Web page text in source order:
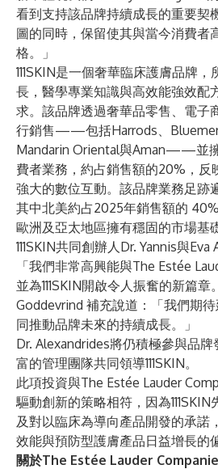
看到支持該品牌持續成長的重要
圖的同時，保留使其與當今消費者
格。」
111SKIN是一個奢華臨床護膚品牌
長，醫學專業知識與高效能強效配
求。該品牌透過奢華品零售、電子
行銷售——包括Harrods、
Mandarin Oriental與Aman——並
費者業務，約占銷售額的20%，反
強大的數位互動。該品牌業務足跡
其中北美約占2025年銷售額的
歐洲及亞太地區擁有穩固的市場基礎
111SKIN共同創辦人Dr. Yannis與Eva
「我們非常高興能與The Estée
並為111SKIN開啟令人振奮的新篇
Goddevrind 補充說道：「我們期
同推動品牌未來的持續成長。」
Dr. Alexandrides將仍積極參與品
富的管理團隊共同領導111SKIN。
此項投資與The Estée Lauder
驅動創新的策略相符，因為
及對以臨床為導向產品開發的承諾
效能與預防型護膚產品日益增長的
關於The Estée Lauder